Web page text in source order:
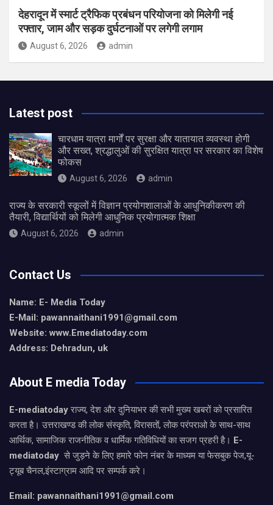
देहरादून में स्मार्ट ट्रैफिक प्रबंधन परियोजना को मिलेगी नई
रफ्तार, जाम और सड़क दुर्घटनाओं पर लगेगी लगाम
August 6, 2026 admin
Latest post
चारधाम यात्रा मार्गों पर सुरक्षा और यातायात व्यवस्था होगी
और सख्त, श्रद्धालुओं की सुरक्षित यात्रा पर सरकार का विशेष
फोकस
August 6, 2026 admin
राज्य के सरकारी स्कूलों में विज्ञान प्रयोगशालाओं के आधुनिकीकरण की
तैयारी, विद्यार्थियों को मिलेगी आधुनिक प्रयोगात्मक शिक्षा
August 6, 2026 admin
Contact Us
Name: E- Media Today
E-Mail: pawannaithani1991@gmail.com
Website: www.Emediatoday.com
Address: Dehradun, uk
About E media Today
E-mediatodayराज्य, देश और दुनियाभर की सभी मुख्य खबरों को प्रसारित
करता है। उत्तराखण्ड की लोक संस्कृति, विरासतों, लोक परंपराओ के साथ-साथ
आर्थिक, सामाजिक राजनीतिक व धार्मिक गतिविधियों का सजग प्रहरी है। E-
mediatoday से जुड़ने के लिए हमारे फोन नंबर के माध्यम या फेसबुक पेज,यू-
ट्यूब चैनल,इंस्टाग्राम आदि पर सम्पर्क करे।
Email: pawannaithani1991@gmail.com